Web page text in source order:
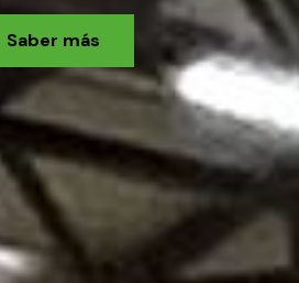
Saber más